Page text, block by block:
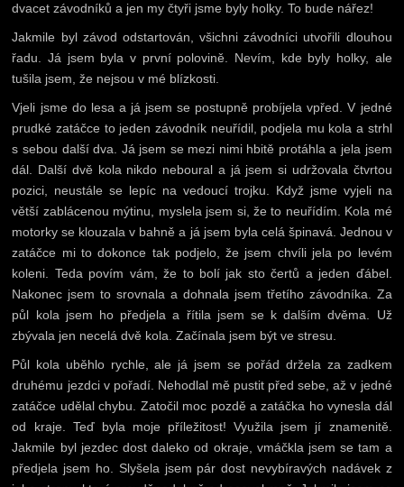
dvacet závodníků a jen my čtyři jsme byly holky. To bude nářez!
Jakmile byl závod odstartován, všichni závodníci utvořili dlouhou
řadu. Já jsem byla v první polovině. Nevím, kde byly holky, ale
tušila jsem, že nejsou v mé blízkosti.
Vjeli jsme do lesa a já jsem se postupně probíjela vpřed. V jedné
prudké zatáčce to jeden závodník neuřídil, podjela mu kola a strhl
s sebou další dva. Já jsem se mezi nimi hbitě protáhla a jela jsem
dál. Další dvě kola nikdo neboural a já jsem si udržovala čtvrtou
pozici, neustále se lepíc na vedoucí trojku. Když jsme vyjeli na
větší zablácenou mýtinu, myslela jsem si, že to neuřídím. Kola mé
motorky se klouzala v bahně a já jsem byla celá špinavá. Jednou v
zatáčce mi to dokonce tak podjelo, že jsem chvíli jela po levém
koleni. Teda povím vám, že to bolí jak sto čertů a jeden ďábel.
Nakonec jsem to srovnala a dohnala jsem třetího závodníka. Za
půl kola jsem ho předjela a řítila jsem se k dalším dvěma. Už
zbývala jen necelá dvě kola. Začínala jsem být ve stresu.
Půl kola uběhlo rychle, ale já jsem se pořád držela za zadkem
druhému jezdci v pořadí. Nehodlal mě pustit před sebe, až v jedné
zatáčce udělal chybu. Zatočil moc pozdě a zatáčka ho vynesla dál
od kraje. Teď byla moje příležitost! Využila jsem jí znamenitě.
Jakmile byl jezdec dost daleko od okraje, vmáčkla jsem se tam a
předjela jsem ho. Slyšela jsem pár dost nevybíravých nadávek z